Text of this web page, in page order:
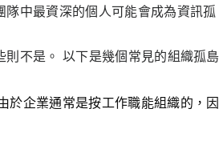
中最資深的個人可能會成為資訊孤
不是。 以下是幾個常見的組織孤島
於企業通常是按工作職能組織的，因